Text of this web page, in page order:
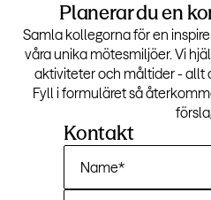
Planerar du en
Samla kollegorna för en
våra unika mötesmiljöer. Vi
aktiviteter och måltider - allt
Fyll i formuläret så
Kontakt